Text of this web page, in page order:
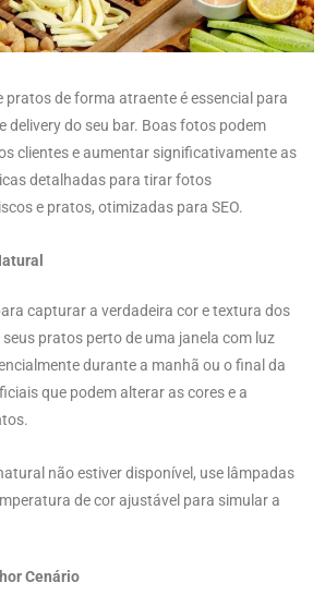
de forma atraente é essencial para
delivery do seu bar. Boas fotos podem
clientes e aumentar significativamente as
detalhadas para tirar fotos
e pratos, otimizadas para SEO.
capturar a verdadeira cor e textura dos
pratos perto de uma janela com luz
durante a manhã ou o final da
que podem alterar as cores e a
não estiver disponível, use lâmpadas
de cor ajustável para simular a
Cenário